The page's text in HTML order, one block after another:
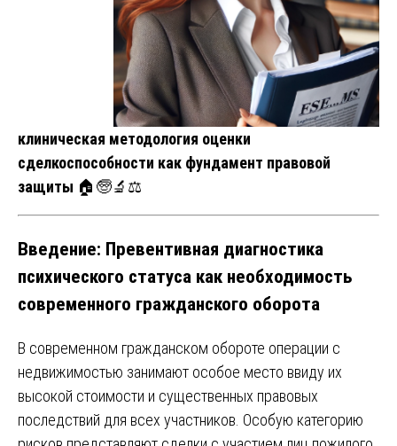
клиническая методология оценки
сделкоспособности как фундамент правовой
защиты 🏠🧓🔬⚖️
Введение: Превентивная диагностика
психического статуса как необходимость
современного гражданского оборота
В современном гражданском обороте операции с
недвижимостью занимают особое место ввиду их
высокой стоимости и существенных правовых
последствий для всех участников. Особую категорию